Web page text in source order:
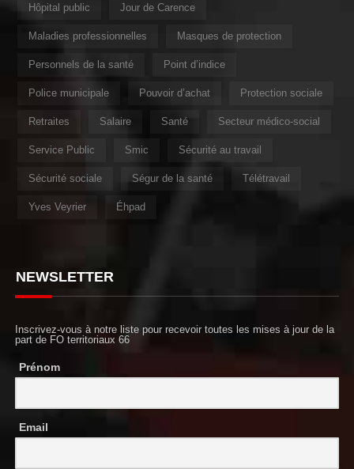
Hôpital public Jour de Carence
Maladies professionnelles Masques de protection
Personnels de la santé Point d’indice
Police municipale Pouvoir d’achat Protection sociale
Retraites Salaire Santé Secteur médico-social
Service Public Smic Sécurité au travail
Sécurité sociale Ségur de la santé Télétravail
Yves Veyrier Éhpad
NEWSLETTER
Inscrivez-vous à notre liste pour recevoir toutes les mises à jour de la
part de FO territoriaux 66
Prénom
Email